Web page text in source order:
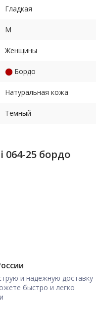
Гладкая
M
Женщины
Бордо
Натуральная кожа
Темный
25 бордо
и надежную доставку
быстро и легко